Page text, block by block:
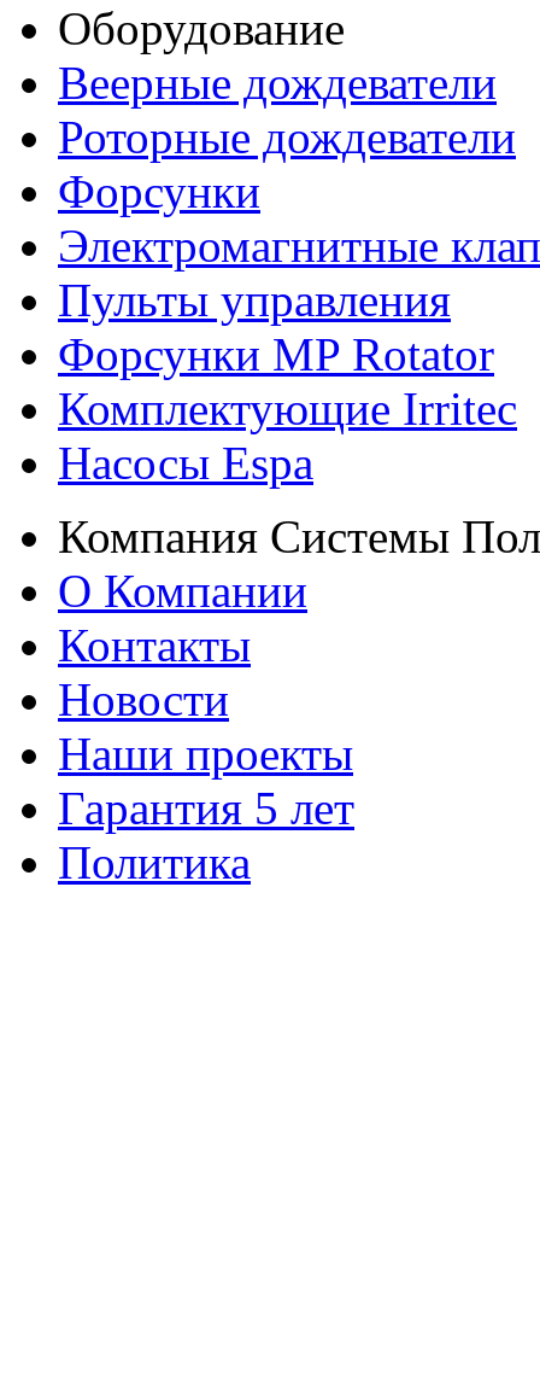
Оборудование
Веерные дождеватели
Роторные дождеватели
Форсунки
Электромагнитные
Пульты управления
Форсунки MP Rotator
Комплектующие Irritec
Насосы Espa
Компания Системы
О Компании
Контакты
Новости
Наши проекты
Гарантия 5 лет
Политика